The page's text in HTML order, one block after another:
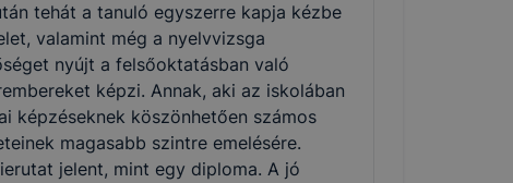
tehát a tanuló egyszerre kapja kézbe
valamint még a nyelvvizsga
nyújt a felsőoktatásban való
képzi. Annak, aki az iskolában
képzéseknek köszönhetően számos
magasabb szintre emelésére.
jelent, mint egy diploma. A jó